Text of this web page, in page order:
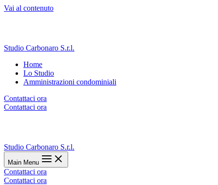
Vai al contenuto
Studio Carbonaro S.r.l.
Home
Lo Studio
Amministrazioni condominiali
Contattaci ora
Contattaci ora
Studio Carbonaro S.r.l.
Main Menu
Contattaci ora
Contattaci ora